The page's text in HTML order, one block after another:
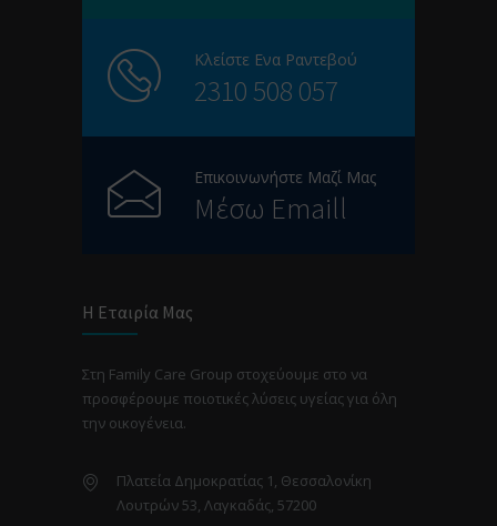
Κλείστε Ενα Ραντεβού
2310 508 057
Επικοινωνήστε Μαζί Μας
Μέσω Emaill
Η Εταιρία Μας
Στη Family Care Group στοχεύουμε στο να
προσφέρουμε ποιοτικές λύσεις υγείας για όλη
την οικογένεια.
Πλατεία Δημοκρατίας 1, Θεσσαλονίκη
Λουτρών 53, Λαγκαδάς, 57200